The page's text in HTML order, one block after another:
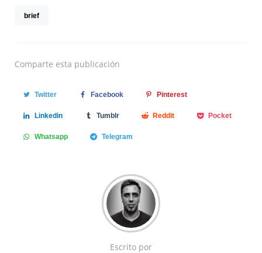
brief
Comparte esta publicación
Twitter Facebook Pinterest
Linkedin Tumblr Reddit Pocket
Whatsapp Telegram
Escrito por